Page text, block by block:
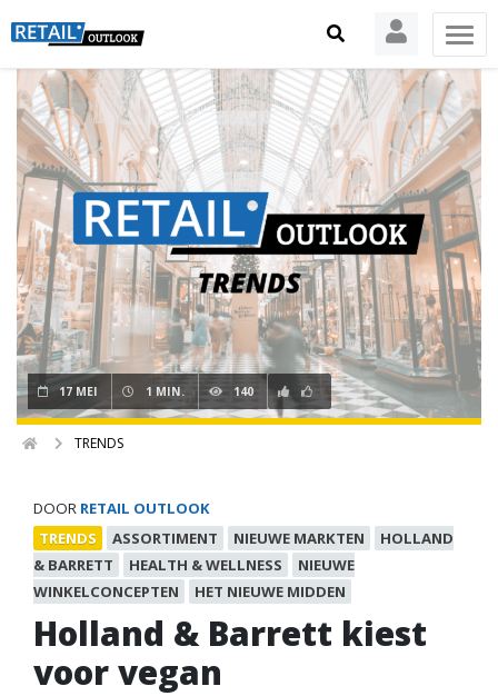
17 MEI 1 MIN. 140
TRENDS
DOOR RETAIL OUTLOOK
TRENDS
ASSORTIMENT NIEUWE MARKTEN
HOLLAND
& BARRETT
HEALTH & WELLNESS
NIEUWE
WINKELCONCEPTEN
HET NIEUWE MIDDEN
Holland & Barrett kiest
voor vegan